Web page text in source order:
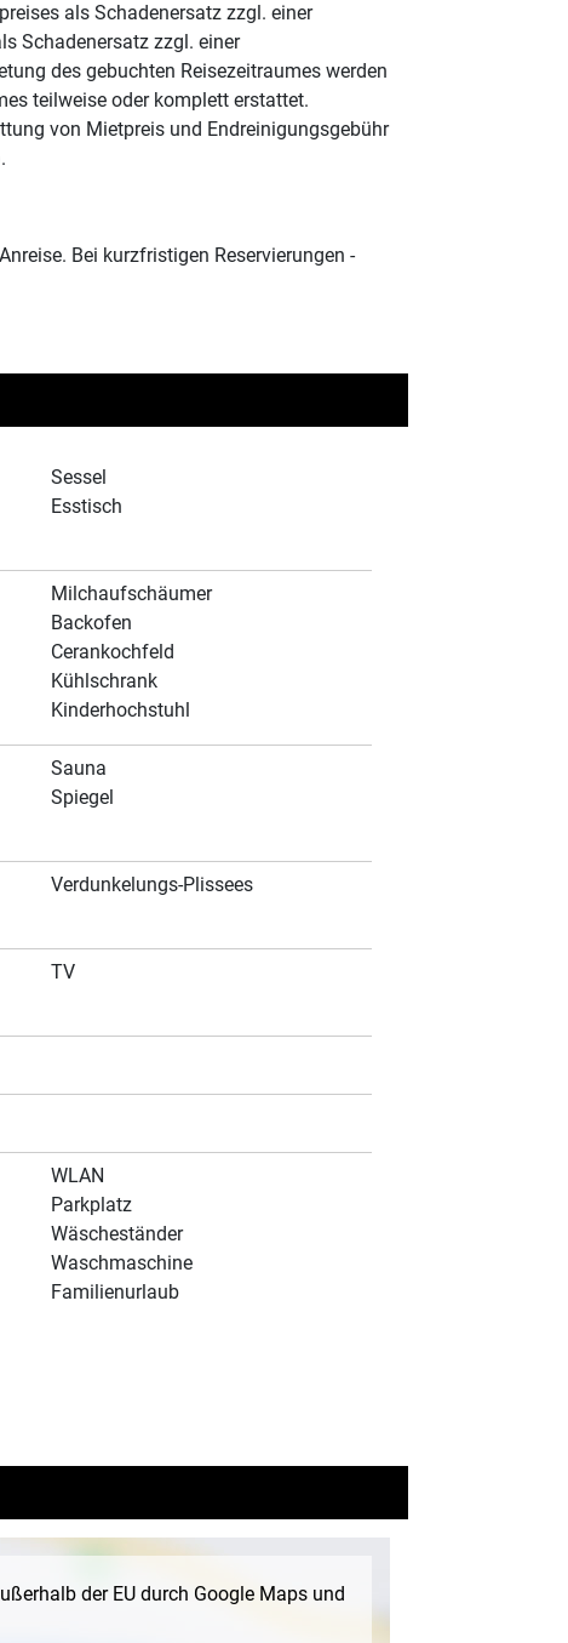
als Schadenersatz zzgl. einer
Schadenersatz zzgl. einer
des gebuchten Reisezeitraumes werden
teilweise oder komplett erstattet.
von Mietpreis und Endreinigungsgebühr
Bei kurzfristigen Reservierungen -
Sessel
Esstisch
Milchaufschäumer
Backofen
Cerankochfeld
Kühlschrank
Kinderhochstuhl
Sauna
Spiegel
Verdunkelungs-Plissees
TV
WLAN
Parkplatz
Wäscheständer
Waschmaschine
Familienurlaub
der EU durch Google Maps und